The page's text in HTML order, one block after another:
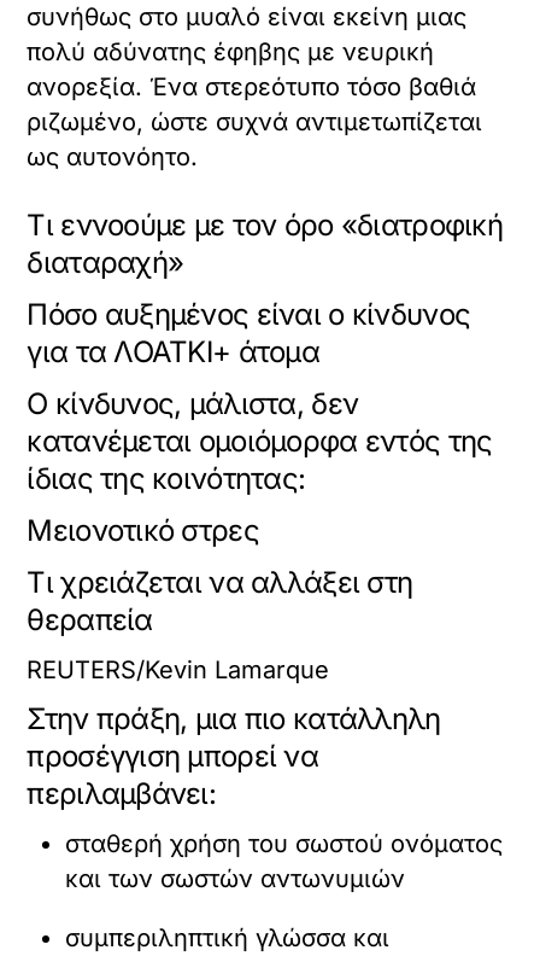
συνήθως στο μυαλό είναι εκείνη μιας
πολύ αδύνατης έφηβης με νευρική
ανορεξία. Ένα στερεότυπο τόσο βαθιά
ριζωμένο, ώστε συχνά αντιμετωπίζεται
ως αυτονόητο.
Τι εννοούμε με τον όρο «διατροφική
διαταραχή»
Πόσο αυξημένος είναι ο κίνδυνος
για τα ΛΟΑΤΚΙ+ άτομα
Ο κίνδυνος, μάλιστα, δεν
κατανέμεται ομοιόμορφα εντός της
ίδιας της κοινότητας:
Μειονοτικό στρες
Τι χρειάζεται να αλλάξει στη
θεραπεία
REUTERS/Kevin Lamarque
Στην πράξη, μια πιο κατάλληλη
προσέγγιση μπορεί να
περιλαμβάνει:
σταθερή χρήση του σωστού ονόματος
και των σωστών αντωνυμιών
συμπεριληπτική γλώσσα και